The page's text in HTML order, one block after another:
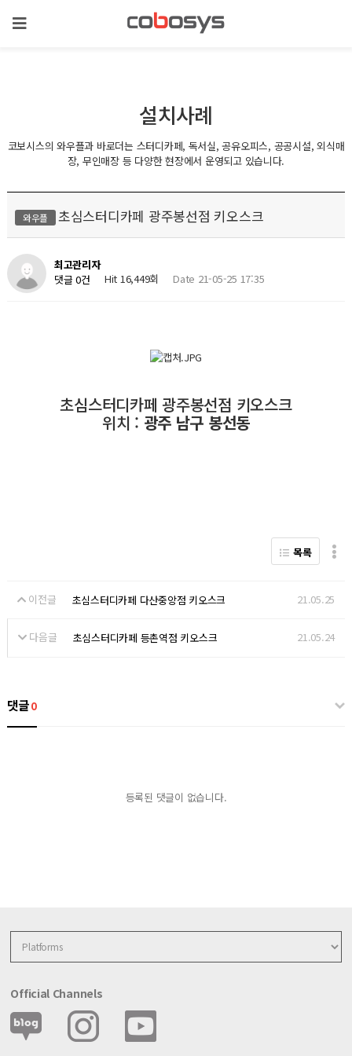
설치사례
코보시스의 와우플과 바로더는 스터디카페, 독서실, 공유오피스, 공공시설, 외식매
장, 무인매장 등 다양한 현장에서 운영되고 있습니다.
와우플 초심스터디카페 광주봉선점 키오스크
최고관리자
댓글 0건
Hit 16,449회 Date 21-05-25 17:35
초심스터디카페 광주봉선점 키오스크
위치 : 광주 남구 봉선동
목록
이전글 초심스터디카페 다산중앙점 키오스크 21.05.25
다음글 초심스터디카페 등촌역점 키오스크 21.05.24
댓글0
등록된 댓글이 없습니다.
Official Channels